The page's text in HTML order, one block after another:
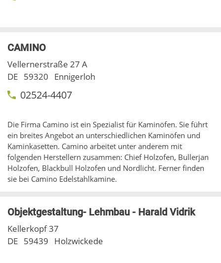
CAMINO
Vellernerstraße 27 A
DE 59320 Ennigerloh
02524-4407
Die Firma Camino ist ein Spezialist für Kaminöfen. Sie führt
ein breites Angebot an unterschiedlichen Kaminöfen und
Kaminkasetten. Camino arbeitet unter anderem mit
folgenden Herstellern zusammen: Chief Holzofen, Bullerjan
Holzofen, Blackbull Holzofen und Nordlicht. Ferner finden
sie bei Camino Edelstahlkamine.
Objektgestaltung- Lehmbau - Harald Vidrik
Kellerkopf 37
DE 59439 Holzwickede